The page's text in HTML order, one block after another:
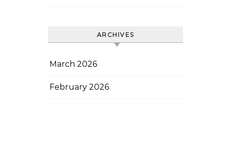
ARCHIVES
March 2026
February 2026